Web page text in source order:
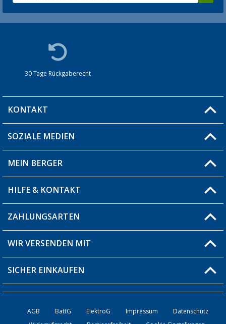
30 Tage Rückgaberecht
KONTAKT
Du hast eine Frage?
Filiale finden
SOZIALE MEDIEN
MEIN BERGER
Blog
Produkttester
Über uns
HILFE & KONTAKT
Fragen & Antworten / FAQ
Versandinformationen
Bestellstatus
ZAHLUNGSARTEN
WIR VERSENDEN MIT
SICHER EINKAUFEN
AGB BattG ElektroG Impressum
Datenschutz